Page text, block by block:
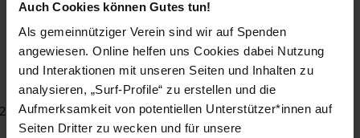
Auch Cookies können Gutes tun!
Als gemeinnütziger Verein sind wir auf Spenden
angewiesen. Online helfen uns Cookies dabei Nutzung
und Interaktionen mit unseren Seiten und Inhalten zu
analysieren, „Surf-Profile“ zu erstellen und die
Aufmerksamkeit von potentiellen Unterstützer*innen auf
Seiten Dritter zu wecken und für unsere
Amnesty International
International Campaign for Tibet
Reporter ohne Grenzen
Juni 2011